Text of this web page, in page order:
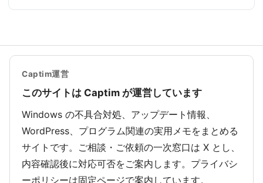
Captim運営
このサイトは Captim が運営しています
Windows の不具合対処、アップデート情報、
WordPress、プログラム関連の実用メモをまとめる
サイトです。ご相談・ご依頼の一次窓口は X とし、
内容確認後に対応可否をご案内します。プライバシ
ーポリシーは固定ページで案内しています。